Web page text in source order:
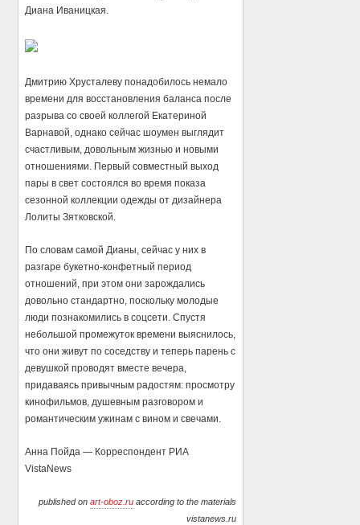
Диана Иваницкая.
Дмитрию Хрусталеву понадобилось немало
времени для восстановления баланса после
разрыва со своей коллегой Екатериной
Варнавой, однако сейчас шоумен выглядит
счастливым, довольным жизнью и новыми
отношениями. Первый совместный выход
пары в свет состоялся во время показа
сезонной коллекции одежды от дизайнера
Лолиты Зятковской.
По словам самой Дианы, сейчас у них в
разгаре букетно-конфетный период
отношений, при этом они зарождались
довольно стандартно, поскольку молодые
люди познакомились в соцсети. Спустя
небольшой промежуток времени выяснилось,
что они живут по соседству и теперь парень с
девушкой проводят вместе вечера,
придаваясь привычным радостям: просмотру
кинофильмов, душевным разговором и
романтическим ужинам с вином и свечами.
Анна Пойда — Корреспондент РИА
VistaNews
published on art-oboz.ruaccording to the materials
vistanews.ru